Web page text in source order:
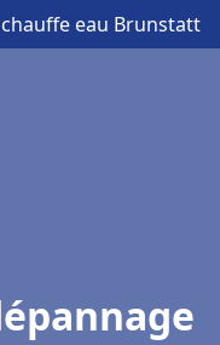
eau Brunstatt